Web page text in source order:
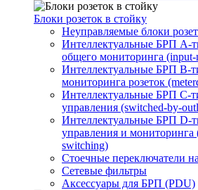
Блоки розеток в стойку
Неуправляемые блоки
Интеллектуальные БРП А-
общего мониторинга (input-
Интеллектуальные БРП B-
мониторинга розеток
Интеллектуальные БРП C-
управления (switched-by-
Интеллектуальные БРП D-
управления и мониторинга
switching)
Стоечные переключатели
Сетевые фильтры
Аксессуары для БРП (PDU)